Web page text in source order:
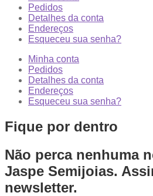
Pedidos
Detalhes da conta
Endereços
Esqueceu sua senha?
Minha conta
Pedidos
Detalhes da conta
Endereços
Esqueceu sua senha?
Fique por dentro
Não perca nenhuma
Jaspe Semijoias.
newsletter.